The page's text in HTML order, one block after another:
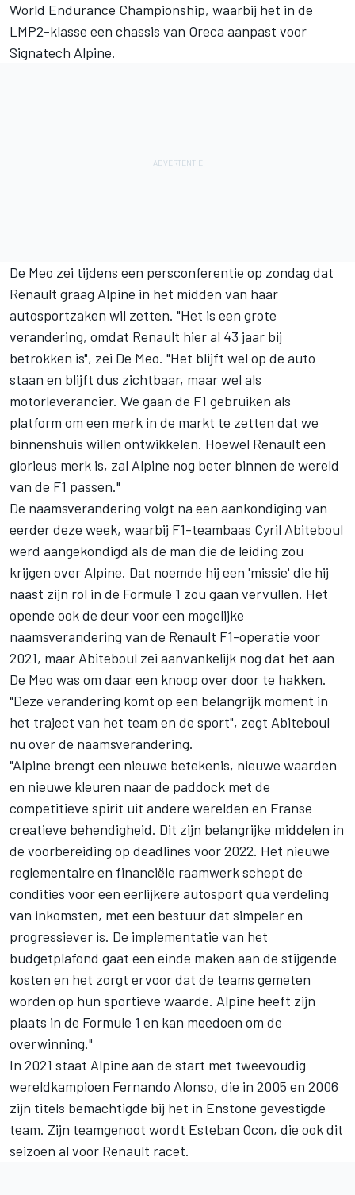
World Endurance Championship, waarbij het in de
LMP2-klasse een chassis van Oreca aanpast voor
Signatech Alpine.
De Meo zei tijdens een persconferentie op zondag dat
Renault graag Alpine in het midden van haar
autosportzaken wil zetten. "Het is een grote
verandering, omdat Renault hier al 43 jaar bij
betrokken is", zei De Meo. "Het blijft wel op de auto
staan en blijft dus zichtbaar, maar wel als
motorleverancier. We gaan de F1 gebruiken als
platform om een merk in de markt te zetten dat we
binnenshuis willen ontwikkelen. Hoewel Renault een
glorieus merk is, zal Alpine nog beter binnen de wereld
van de F1 passen."
De naamsverandering volgt na een aankondiging van
eerder deze week, waarbij F1-teambaas Cyril Abiteboul
werd aangekondigd als de man die de leiding zou
krijgen over Alpine. Dat noemde hij een 'missie' die hij
naast zijn rol in de Formule 1 zou gaan vervullen. Het
opende ook de deur voor een mogelijke
naamsverandering van de Renault F1-operatie voor
2021, maar Abiteboul zei aanvankelijk nog dat het aan
De Meo was om daar een knoop over door te hakken.
"Deze verandering komt op een belangrijk moment in
het traject van het team en de sport", zegt Abiteboul
nu over de naamsverandering.
"Alpine brengt een nieuwe betekenis, nieuwe waarden
en nieuwe kleuren naar de paddock met de
competitieve spirit uit andere werelden en Franse
creatieve behendigheid. Dit zijn belangrijke middelen in
de voorbereiding op deadlines voor 2022. Het nieuwe
reglementaire en financiële raamwerk schept de
condities voor een eerlijkere autosport qua verdeling
van inkomsten, met een bestuur dat simpeler en
progressiever is. De implementatie van het
budgetplafond gaat een einde maken aan de stijgende
kosten en het zorgt ervoor dat de teams gemeten
worden op hun sportieve waarde. Alpine heeft zijn
plaats in de Formule 1 en kan meedoen om de
overwinning."
In 2021 staat Alpine aan de start met tweevoudig
wereldkampioen Fernando Alonso, die in 2005 en 2006
zijn titels bemachtigde bij het in Enstone gevestigde
team. Zijn teamgenoot wordt Esteban Ocon, die ook dit
seizoen al voor Renault racet.